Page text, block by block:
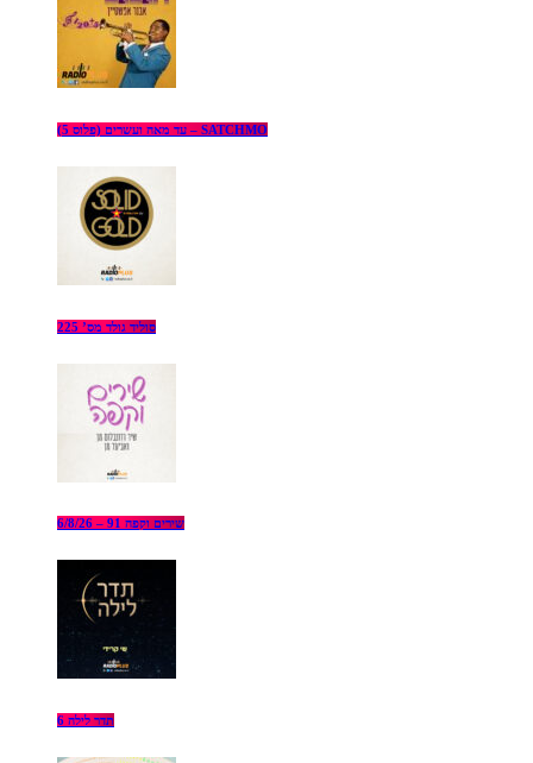
עד מאה ועשרים (פלוס 5) – SATCHMO
סוליד גולד מס’ 225
שירים וקפה 91 – 6/8/26
תדר לילה 6